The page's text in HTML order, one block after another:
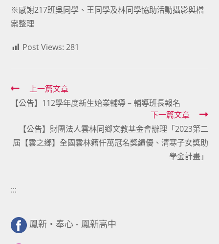
※感謝217班吳同學、王同學及林同學協助活動攝影與檔
案整理
Post Views: 281
Read
more
articles
上一篇文章
【公告】112學年度新生始業輔導 – 輔導班長報名
下一篇文章
【公告】財團法人雲林同鄉文教基金會辦理「2023第二
屆【雲之鄉】全國雲林籍仟萬冠名獎績優、清寒子女獎助
學金計畫」
:::
鳳新・奉心 - 鳳新高中